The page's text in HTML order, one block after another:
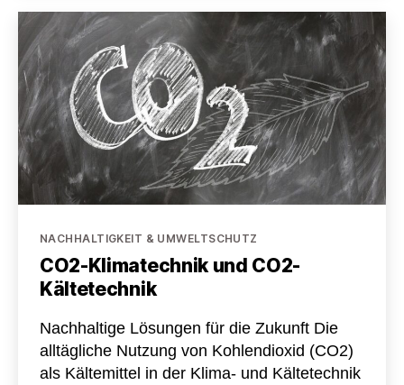
–
die
harten
Fakten
Kategorien
NACHHALTIGKEIT & UMWELTSCHUTZ
CO2-Klimatechnik und CO2-
Kältetechnik
Nachhaltige Lösungen für die Zukunft Die
alltägliche Nutzung von Kohlendioxid (CO2)
als Kältemittel in der Klima- und Kältetechnik